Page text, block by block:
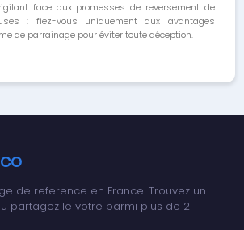
face aux promesses de reversement de
: fiez-vous uniquement aux avantages
de parrainage pour éviter toute déception.
de reference en France. Trouvez un
partagez le votre parmi plus de 2